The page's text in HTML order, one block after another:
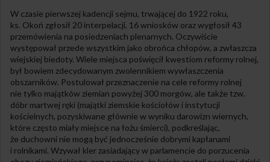
W czasie pierwszej kadencji sejmu, trwającej do 1922 roku,
ks. Okoń zgłosił 20 interpelacji, 16 wniosków oraz wygłosił 43
przemówienia na posiedzeniach plenarnych. Oczywiście
występował przede wszystkim jako obrońca chłopów, a zwłaszcza
wiejskiej biedoty. Wiele miejsca poświęcił kwestiom reformy rolnej,
był bowiem zdecydowanym zwolennikiem wywłaszczenia
obszarników. Postulował przeznaczenie na cele reformy rolnej
nie tylko majątków ziemian powyżej 300 morgów, ale także tzw.
dóbr martwej ręki (majątki ziemskie kościołów i instytucji
kościelnych, pozyskiwane głównie w wyniku darowizn wiernych,
które często miały miejsce na łożu śmierci), podkreślając,
że duchowni nie mogą być jednocześnie dobrymi kapłanami
i rolnikami. Wzywał kler zasiadający w parlamencie do porzucenia